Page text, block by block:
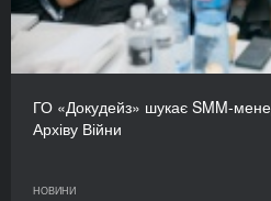
ГО «Докудейз» шукає SMM-
Архіву Війни
НОВИНИ